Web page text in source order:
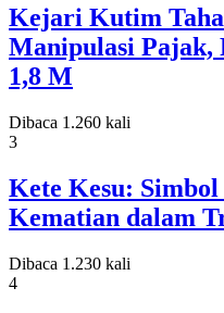
Kejari Kutim
Manipulasi Pajak,
1,8 M
Dibaca 1.260 kali
3
Kete Kesu:
Kematian dalam
Dibaca 1.230 kali
4